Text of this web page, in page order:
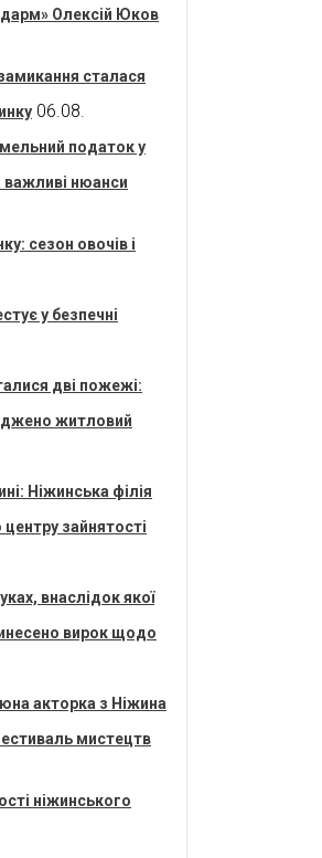
Олексій Юков
сталася
06.08.
податок у
важливі нюанси
сезон овочів і
у безпечні
дві пожежі:
житловий
Ніжинська філія
зайнятості
внаслідок якої
вирок щодо
акторка з Ніжина
мистецтв
ніжинського